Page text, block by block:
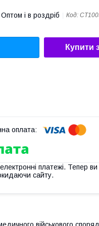
Оптом і в роздріб Код:
Купити
платежі. Тепер
сайту.